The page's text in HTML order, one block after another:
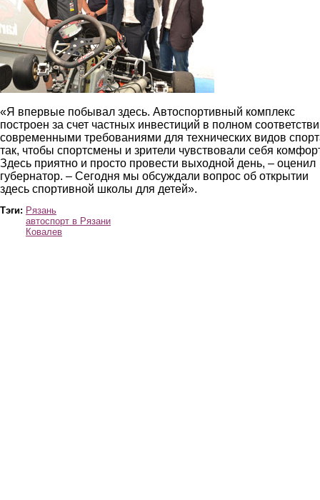
«Я впервые побывал здесь. Автоспортивный комплекс
построен за счет частных инвестиций в полном
современными требованиями для технических видов
так, чтобы спортсмены и зрители чувствовали себя
Здесь приятно и просто провести выходной день, – оценил
губернатор. – Сегодня мы обсуждали вопрос об открытии
здесь спортивной школы для детей».
Тэги: Рязань
автоспорт в Рязани
Ковалев